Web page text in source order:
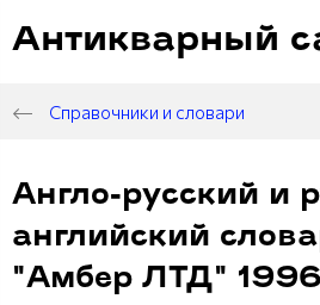
Антикварный
Справочники и словари
Англо-русский и
английский
"Амбер ЛТД" 1996